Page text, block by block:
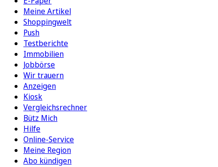
Meine Artikel
Shoppingwelt
Push
Testberichte
Immobilien
Jobbörse
Wir trauern
Anzeigen
Kiosk
Vergleichsrechner
Bütz Mich
Hilfe
Online-Service
Meine Region
Abo kündigen